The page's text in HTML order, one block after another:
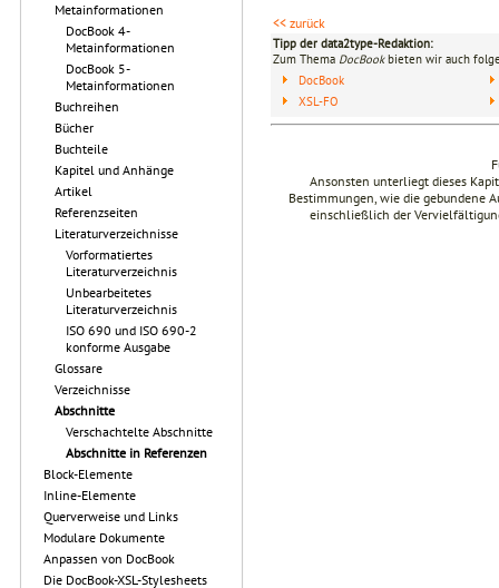
Metainformationen
DocBook 4-
Metainformationen
DocBook 5-
Metainformationen
Buchreihen
Bücher
Buchteile
Kapitel und Anhänge
Artikel
Referenzseiten
Literaturverzeichnisse
Vorformatiertes
Literaturverzeichnis
Unbearbeitetes
Literaturverzeichnis
ISO 690 und ISO 690-2
konforme Ausgabe
Glossare
Verzeichnisse
Abschnitte
Verschachtelte Abschnitte
Abschnitte in Referenzen
Block-Elemente
Inline-Elemente
Querverweise und Links
Modulare Dokumente
Anpassen von DocBook
Die DocBook-XSL-Stylesheets
<< zurück
Tipp der data2type-Redaktion:
Zum Thema DocBookbieten wir auch
DocBook
XSL-FO
Ansonsten unterliegt dieses
Bestimmungen, wie die gebundene
einschließlich der